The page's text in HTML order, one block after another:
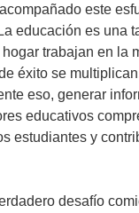
este
educación es una
trabajan en la
éxito se
eso, generar
educativos
estudiantes y
desafío